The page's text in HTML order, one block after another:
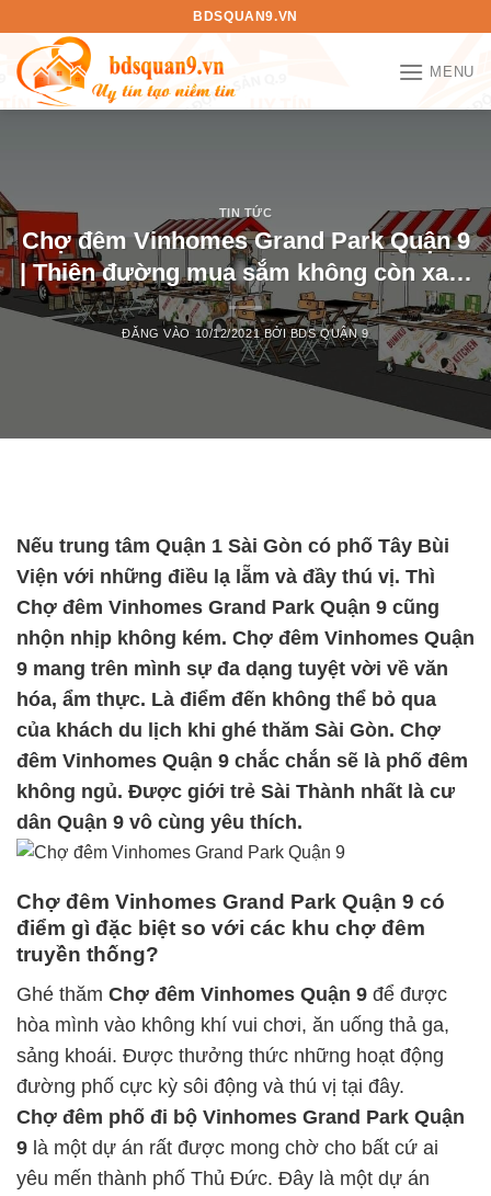
nội
dung
BDSQUAN9.VN
MENU
TIN TỨC
Chợ đêm Vinhomes Grand Park Quận 9
| Thiên đường mua sắm không còn xa…
ĐĂNG VÀO 10/12/2021 BỞIBDS QUẬN 9
Nếu trung tâm Quận 1 Sài Gòn có phố Tây Bùi
Viện với những điều lạ lẵm và đầy thú vị. Thì
Chợ đêm Vinhomes Grand Park Quận 9 cũng
nhộn nhịp không kém. Chợ đêm Vinhomes Quận
9 mang trên mình sự đa dạng tuyệt vời về văn
hóa, ẩm thực. Là điểm đến không thể bỏ qua
của khách du lịch khi ghé thăm Sài Gòn. Chợ
đêm Vinhomes Quận 9 chắc chắn sẽ là phố đêm
không ngủ. Được giới trẻ Sài Thành nhất là cư
dân Quận 9 vô cùng yêu thích.
Chợ đêm Vinhomes Grand Park Quận 9 có
điểm gì đặc biệt so với các khu chợ đêm
truyền thống?
Ghé thăm Chợ đêm Vinhomes Quận 9 để được
hòa mình vào không khí vui chơi, ăn uống thả ga,
sảng khoái. Được thưởng thức những hoạt động
đường phố cực kỳ sôi động và thú vị tại đây.
Chợ đêm phố đi bộ Vinhomes Grand Park Quận
9 là một dự án rất được mong chờ cho bất cứ ai
yêu mến thành phố Thủ Đức. Đây là một dự án